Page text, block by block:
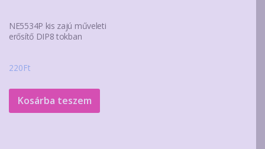
NE5534P kis zajú műveleti
erősítő DIP8 tokban
220Ft
Kosárba teszem